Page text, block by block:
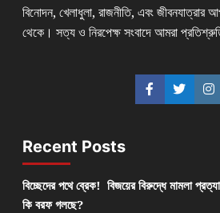
বিনোদন, খেলাধুলা, রাজনীতি, এবং জীবনযাত্রার
থেকে। সত্য ও নিরপেক্ষ সংবাদে আমরা
Recent Posts
বিচ্ছেদের পথে ব্রেক! বিজয়ের বিরুদ্ধে মামলা
কি বরফ গলছে?